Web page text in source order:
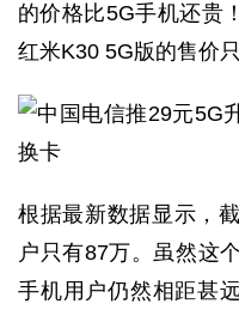
的价格比5G手机还贵
红米K30 5G版的售价
根据最新数据显示，
户只有87万。虽然这
手机用户仍然相距甚